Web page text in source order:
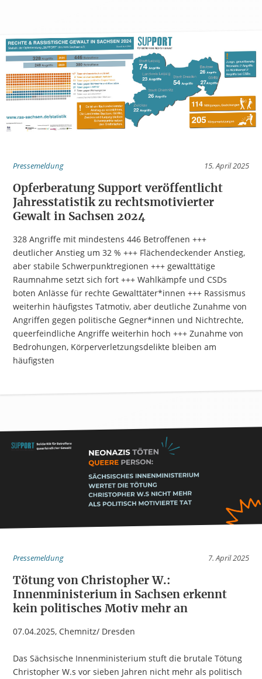
Pressemeldung 15. April 2025
Opferberatung Support veröffentlicht
Jahresstatistik zu rechtsmotivierter
Gewalt in Sachsen 2024
328 Angriffe mit mindestens 446 Betroffenen +++
deutlicher Anstieg um 32 % +++ Flächendeckender Anstieg,
aber stabile Schwerpunktregionen +++ gewalttätige
Raumnahme setzt sich fort +++ Wahlkämpfe und CSDs
boten Anlässe für rechte Gewalttäter*innen +++ Rassismus
weiterhin häufigstes Tatmotiv, aber deutliche Zunahme von
Angriffen gegen politische Gegner*innen und Nichtrechte,
queerfeindliche Angriffe weiterhin hoch +++ Zunahme von
Bedrohungen, Körperverletzungsdelikte bleiben am
häufigsten
Pressemeldung 7. April 2025
Tötung von Christopher W.:
Innenministerium in Sachsen erkennt
kein politisches Motiv mehr an
07.04.2025, Chemnitz/ Dresden
Das Sächsische Innenministerium stuft die brutale Tötung
Christopher W.s vor sieben Jahren nicht mehr als politisch